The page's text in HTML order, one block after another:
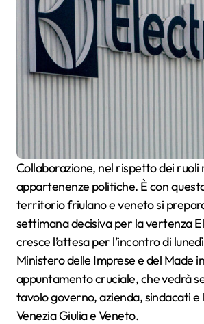
Collaborazione, nel rispetto dei ruoli ma oltre le
appartenenze politiche. È con
territorio friulano e veneto si
settimana decisiva per la vertenza
cresce l’attesa per l’incontro di
Ministero delle Imprese e del Made
appuntamento cruciale, che vedrà
tavolo governo, azienda, sindacati e
Venezia Giulia e Veneto.